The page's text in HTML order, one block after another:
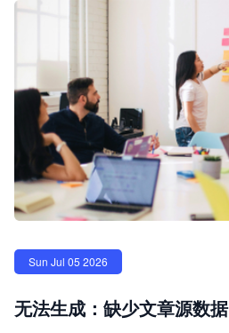
Sun Jul 05 2026
无法生成：缺少文章源数据